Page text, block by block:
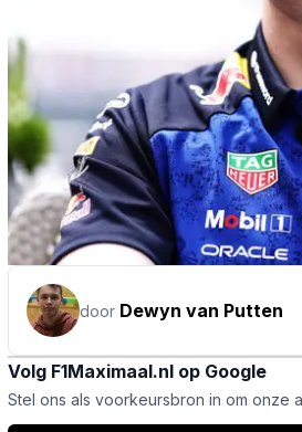
door Dewyn van Putten
Volg F1Maximaal.nl op Google
Stel ons als voorkeursbron in om onze